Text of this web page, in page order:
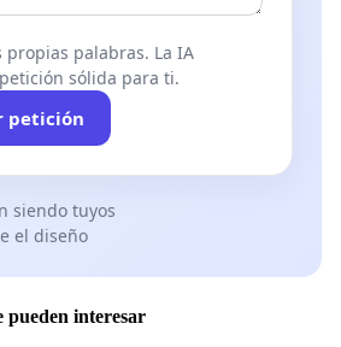
propias palabras. La IA
sólida para ti.
petición
siendo tuyos
el diseño
pueden interesar